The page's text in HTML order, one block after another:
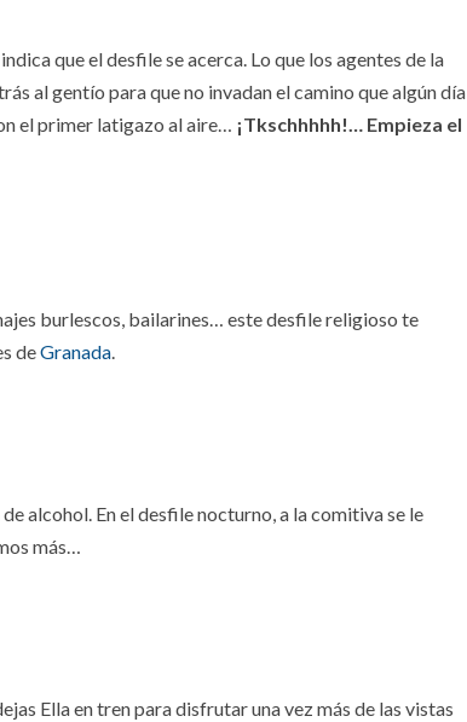
indica que el desfile se acerca. Lo que los agentes de la
al gentío para que no invadan el camino que algún día
el primer latigazo al aire… ¡Tkschhhhh!… Empieza el
burlescos, bailarines… este desfile religioso te
deGranada.
alcohol. En el desfile nocturno, a la comitiva se le
más…
Ella en tren para disfrutar una vez más de las vistas